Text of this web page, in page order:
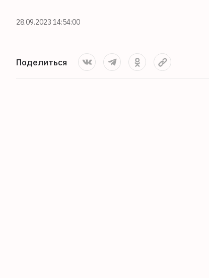
28.09.2023 14:54:00
Поделиться